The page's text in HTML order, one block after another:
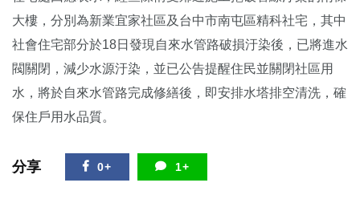
大樓，分別為新業宜家社區及台中市南屯區精科社宅，其中
社會住宅部分於18日發現自來水管路破損汙染後，已將進水
閥關閉，減少水源汙染，並已公告提醒住民並關閉社區用
水，將於自來水管路完成修繕後，即安排水塔排空清洗，確
保住戶用水品質。
分享 0+ 1+